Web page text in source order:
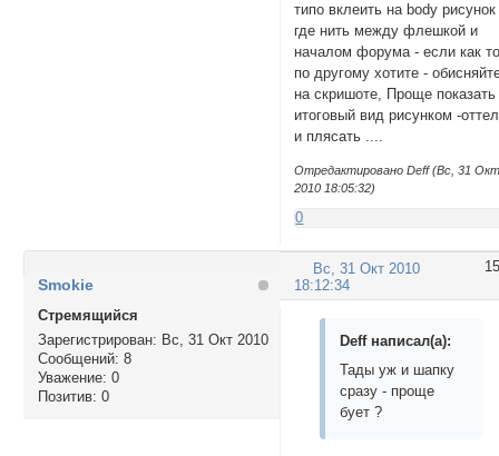
типо вклеить на body рисунок
где нить между флешкой и
началом форума - если как
по другому хотите -
на скришоте, Проще показать
итоговый вид рисунком -
и плясать ....
Отредактировано Deff (Вс, 31
2010 18:05:32)
0
15
Вс, 31 Окт 2010
18:12:34
Smokie
Стремящийся
Зарегистрирован: Вс, 31 Окт 2010
Сообщений: 8
Уважение: 0
Позитив: 0
Deff написал(а):
Тады уж и шапку
сразу - проще
бует ?